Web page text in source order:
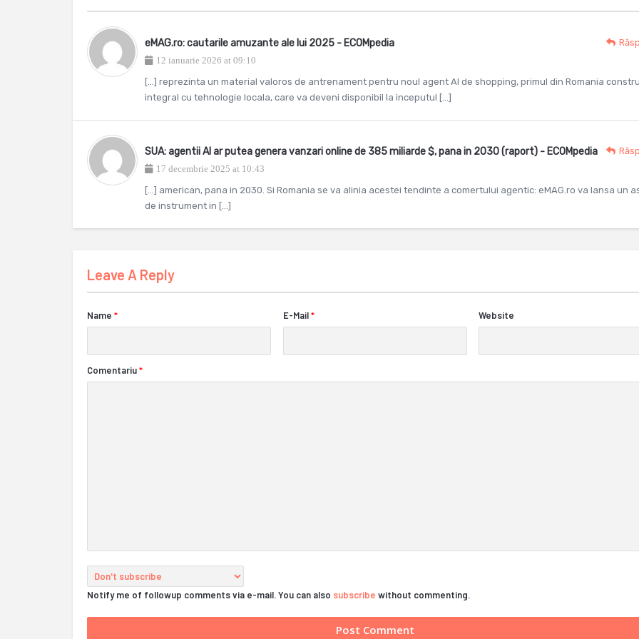
eMAG.ro: cautarile amuzante ale lui 2025 - ECOMpedia
12 ianuarie 2026 at 09:10
[…] reprezinta un material valoros de antrenament pentru noul agent AI de shopping, primul din Romania
integral cu tehnologie locala, care va deveni disponibil la inceputul […]
SUA: agentii AI ar putea genera vanzari online de 385 miliarde $, pana in 2030 (raport) - ECOMpedia
17 decembrie 2025 at 10:43
[…] american, pana in 2030. Si Romania se va alinia acestei tendinte a comertului agentic: eMAG.ro va lansa un
de instrument in […]
Leave A Reply
Name * E-Mail * Website
Comentariu*
Notify me of followup comments via e-mail. You can also subscribe without commenting.